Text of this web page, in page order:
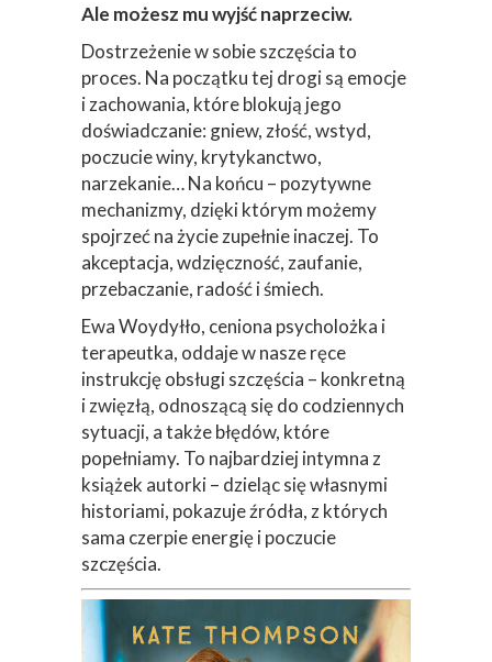
Ale możesz mu wyjść naprzeciw.
Dostrzeżenie w sobie szczęścia to
proces. Na początku tej drogi są emocje
i zachowania, które blokują jego
doświadczanie: gniew, złość, wstyd,
poczucie winy, krytykanctwo,
narzekanie… Na końcu – pozytywne
mechanizmy, dzięki którym możemy
spojrzeć na życie zupełnie inaczej. To
akceptacja, wdzięczność, zaufanie,
przebaczanie, radość i śmiech.
Ewa Woydyłło, ceniona psycholożka i
terapeutka, oddaje w nasze ręce
instrukcję obsługi szczęścia – konkretną
i zwięzłą, odnoszącą się do codziennych
sytuacji, a także błędów, które
popełniamy. To najbardziej intymna z
książek autorki – dzieląc się własnymi
historiami, pokazuje źródła, z których
sama czerpie energię i poczucie
szczęścia.